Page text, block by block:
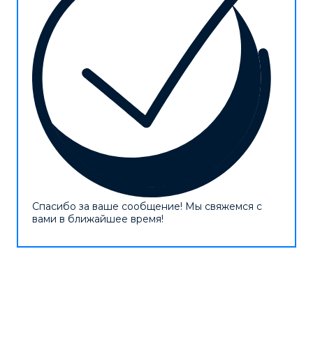
Спасибо за ваше сообщение! Мы свяжемся с
вами в ближайшее время!